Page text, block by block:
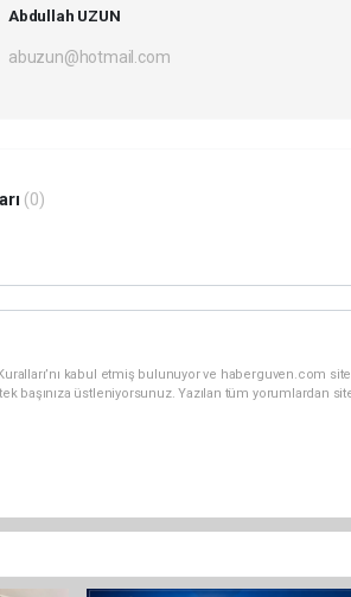
Abdullah UZUN
abuzun@hotmail.com
(0)
kabul etmiş bulunuyor ve haberguven.com
başınıza üstleniyorsunuz. Yazılan tüm yorumlardan